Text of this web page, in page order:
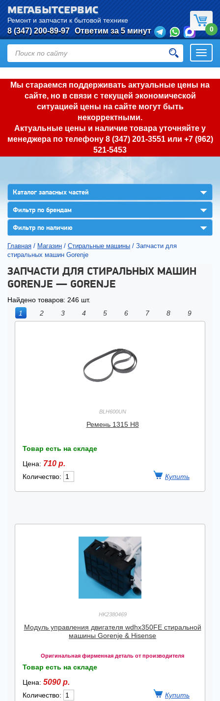
Мы стараемся поддерживать актуальные цены на
сайте, но в связи с текущей экономической
ситуацией цены на сайте могут быть
некорректными.
Актуальные цены и наличие товара уточняйте у
менеджера по телефону 8 (347) 201-3551или +7 (962)
521-5453
МЕГАБЫТСЕРВИС
Ремонт и запчасти к бытовой технике
8 (347) 200-89-97 Ответим за 5 минут 0
Каталог запасных частей ▼
Фильтр по брендам ▼
Фильтр по наличию ▼
Главная / Магазин / Стиральные машины / Запчасти для
стиральных машин Gorenje
ЗАПЧАСТИ ДЛЯ СТИРАЛЬНЫХ МАШИН
GORENJE — GORENJE
Найдено товаров: 246 шт.
1
2 3 4 5 6 7 8 9
BLH600UN
Ремень 1315 Н8
Товар есть на складе
Цена: 710 р.
Количество:
HK2380469
Модуль управления двигателя wdhx350FE стиральной
машины Gorenje & Hisense
Оригинальная фирменная деталь от производителя
Товар есть на складе
Цена: 5090 р.
Количество: